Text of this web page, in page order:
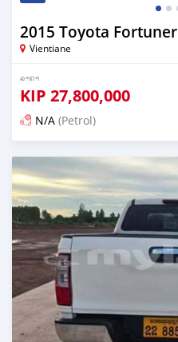
2015 Toyota Fortuner
Vientiane
ລາຄາ
KIP 27,800,000
N/A (Petrol)
ໂພດ 23 ມື້ ກ່ອນ ໜ້າ ນີ້